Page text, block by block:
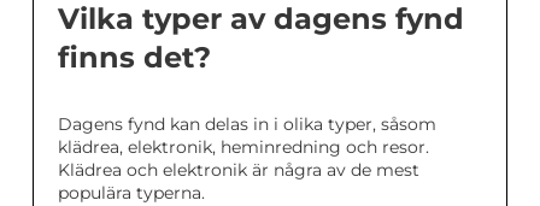
Vilka typer av dagens fynd
finns det?
Dagens fynd kan delas in i olika typer, såsom
klädrea, elektronik, heminredning och resor.
Klädrea och elektronik är några av de mest
populära typerna.